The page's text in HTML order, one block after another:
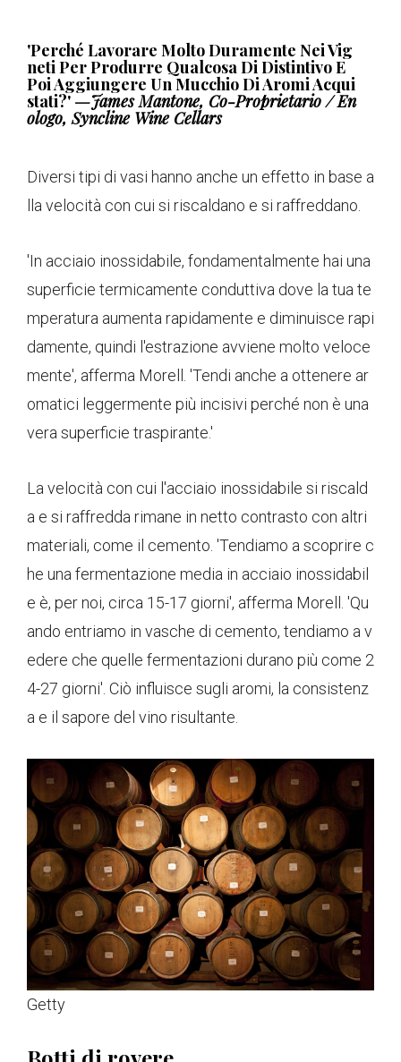
'Perché Lavorare Molto Duramente Nei Vig
Neti Per Produrre Qualcosa Di Distintivo E
Poi Aggiungere Un Mucchio Di Aromi Acqui
Stati?' —James Mantone, Co-Proprietario / En
Ologo, Syncline Wine Cellars
Diversi tipi di vasi hanno anche un effetto in base a
lla velocità con cui si riscaldano e si raffreddano.
'In acciaio inossidabile, fondamentalmente hai una
superficie termicamente conduttiva dove la tua te
mperatura aumenta rapidamente e diminuisce rapi
damente, quindi l'estrazione avviene molto veloce
mente', afferma Morell. 'Tendi anche a ottenere ar
omatici leggermente più incisivi perché non è una
vera superficie traspirante.'
La velocità con cui l'acciaio inossidabile si riscald
a e si raffredda rimane in netto contrasto con altri
materiali, come il cemento. 'Tendiamo a scoprire c
he una fermentazione media in acciaio inossidabil
e è, per noi, circa 15-17 giorni', afferma Morell. 'Qu
ando entriamo in vasche di cemento, tendiamo a v
edere che quelle fermentazioni durano più come 2
4-27 giorni'. Ciò influisce sugli aromi, la consistenz
a e il sapore del vino risultante.
Getty